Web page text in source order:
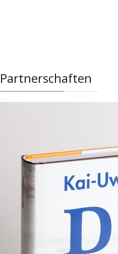
Partnerschaften